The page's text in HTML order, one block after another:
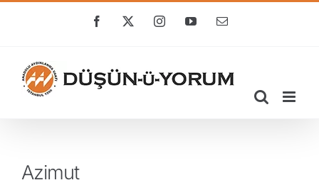
Facebook
X InstagramYouTube
E-
Azimut